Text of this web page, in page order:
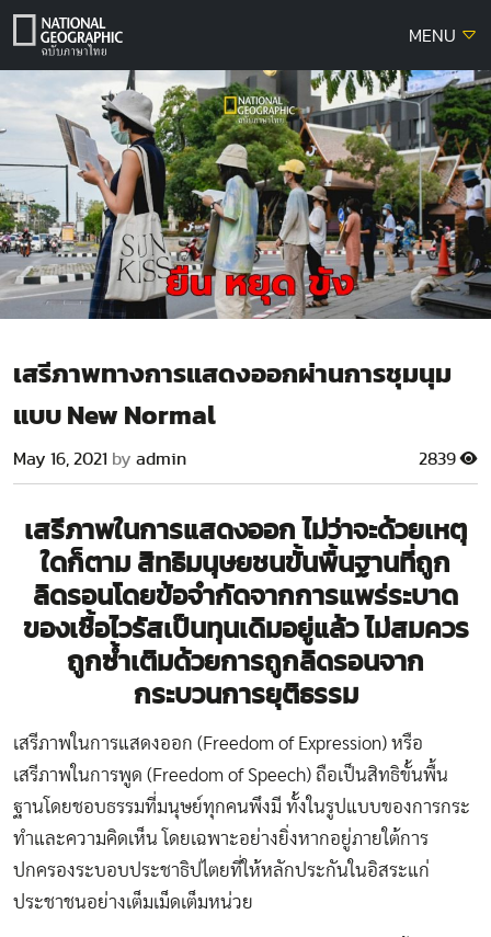
Skip
MENU
เสรีภาพทางการแสดงออกผ่านการชุมนุม
แบบ New Normal
May 16, 2021 by admin 2839
เสรีภาพในการแสดงออกไม่ว่าจะด้วยเหตุ
ใดก็ตาม สิทธิมนุษยชนขั้นพื้นฐานที่ถูก
ลิดรอนโดยข้อจำกัดจากการแพร่ระบาด
ของเชื้อไวรัสเป็นทุนเดิมอยู่แล้ว ไม่สมควร
ถูกซ้ำเติมด้วยการถูกลิดรอนจาก
กระบวนการยุติธรรม
เสรีภาพในการแสดงออก (Freedom of Expression) หรือ
เสรีภาพในการพูด (Freedom of Speech) ถือเป็นสิทธิขั้นพื้น
ฐานโดยชอบธรรมที่มนุษย์ทุกคนพึงมี ทั้งในรูปแบบของการกระ
ทำและความคิดเห็น โดยเฉพาะอย่างยิ่งหากอยู่ภายใต้การ
ปกครองระบอบประชาธิปไตยที่ให้หลักประกันในอิสระแก่
ประชาชนอย่างเต็มเม็ดเต็มหน่วย